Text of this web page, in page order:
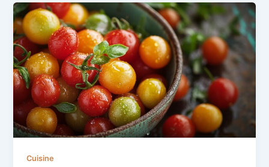
Cuisine